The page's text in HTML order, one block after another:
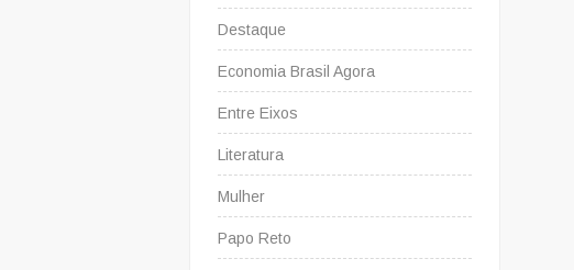
Destaque
Economia Brasil Agora
Entre Eixos
Literatura
Mulher
Papo Reto